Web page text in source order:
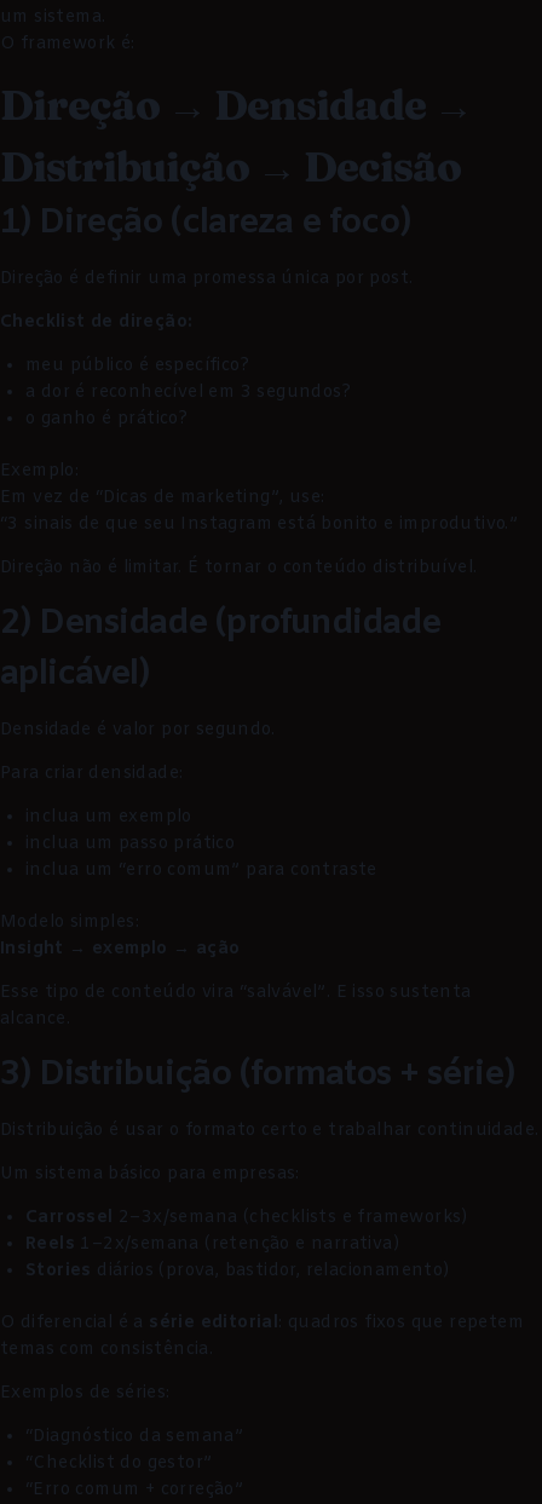
um sistema.
O framework é:
Direção → Densidade →
Distribuição → Decisão
1) Direção (clareza e foco)
Direção é definir uma promessa única por post.
Checklist de direção:
meu público é específico?
a dor é reconhecível em 3 segundos?
o ganho é prático?
Exemplo:
Em vez de “Dicas de marketing”, use:
“3 sinais de que seu Instagram está bonito e improdutivo.”
Direção não é limitar. É tornar o conteúdo distribuível.
2) Densidade (profundidade
aplicável)
Densidade é valor por segundo.
Para criar densidade:
inclua um exemplo
inclua um passo prático
inclua um “erro comum” para contraste
Modelo simples:
Insight → exemplo → ação
Esse tipo de conteúdo vira “salvável”. E isso sustenta
alcance.
3) Distribuição (formatos + série)
Distribuição é usar o formato certo e trabalhar continuidade.
Um sistema básico para empresas:
Carrossel 2–3x/semana (checklists e frameworks)
Reels 1–2x/semana (retenção e narrativa)
Stories diários (prova, bastidor, relacionamento)
O diferencial é a série editorial: quadros fixos que repetem
temas com consistência.
Exemplos de séries:
“Diagnóstico da semana”
“Checklist do gestor”
“Erro comum + correção”